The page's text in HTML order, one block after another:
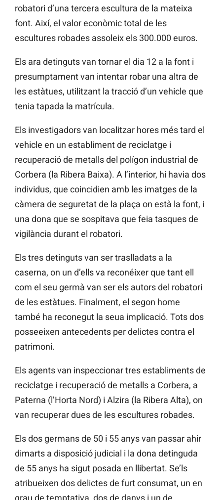
robatori d’una tercera escultura de la mateixa
font. Així, el valor econòmic total de les
escultures robades assoleix els 300.000 euros.
Els ara detinguts van tornar el dia 12 a la font i
presumptament van intentar robar una altra de
les estàtues, utilitzant la tracció d’un vehicle que
tenia tapada la matrícula.
Els investigadors van localitzar hores més tard el
vehicle en un establiment de reciclatge i
recuperació de metalls del polígon industrial de
Corbera (la Ribera Baixa). A l’interior, hi havia dos
individus, que coincidien amb les imatges de la
càmera de seguretat de la plaça on està la font, i
una dona que se sospitava que feia tasques de
vigilància durant el robatori.
Els tres detinguts van ser traslladats a la
caserna, on un d’ells va reconéixer que tant ell
com el seu germà van ser els autors del robatori
de les estàtues. Finalment, el segon home
també ha reconegut la seua implicació. Tots dos
posseeixen antecedents per delictes contra el
patrimoni.
Els agents van inspeccionar tres establiments de
reciclatge i recuperació de metalls a Corbera, a
Paterna (l’Horta Nord) i Alzira (la Ribera Alta), on
van recuperar dues de les escultures robades.
Els dos germans de 50 i 55 anys van passar ahir
dimarts a disposició judicial i la dona detinguda
de 55 anys ha sigut posada en llibertat. Se’ls
atribueixen dos delictes de furt consumat, un en
grau de temptativa, dos de danys i un de